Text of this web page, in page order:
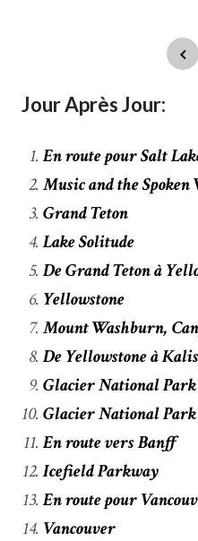
Jour Après Jour:
En route pour Salt
Music and the Spoken
Grand Teton
Lake Solitude
De Grand Teton à
Yellowstone
Mount Washburn,
De Yellowstone à
Glacier National Park
Glacier National Park
En route vers Banff
Icefield Parkway
En route pour
Vancouver